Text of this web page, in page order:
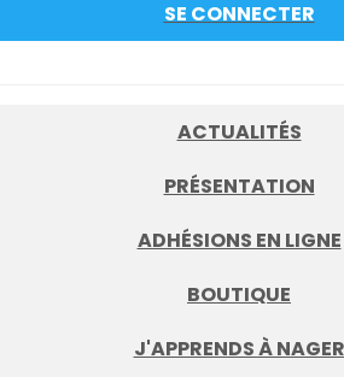
SE CONNECTER
ACTUALITÉS
PRÉSENTATION
ADHÉSIONS EN LIGNE
BOUTIQUE
J'APPRENDS À NAGER